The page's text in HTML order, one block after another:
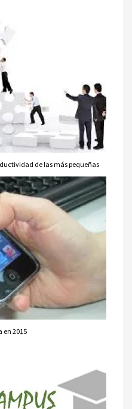
de las más pequeñas
en 2015